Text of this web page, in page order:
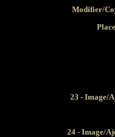
Modifier/
23 - Image/
24 - Image/